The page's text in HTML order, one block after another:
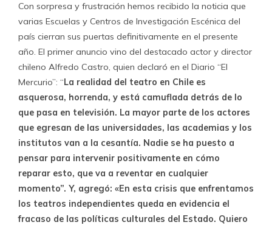
Con sorpresa y frustración hemos recibido la noticia que
varias Escuelas y Centros de Investigación Escénica del
país cierran sus puertas definitivamente en el presente
año. El primer anuncio vino del destacado actor y director
chileno Alfredo Castro, quien declaró en el Diario “El
Mercurio”: “La realidad del teatro en Chile es
asquerosa, horrenda, y está camuflada detrás de lo
que pasa en televisión. La mayor parte de los actores
que egresan de las universidades, las academias y los
institutos van a la cesantía. Nadie se ha puesto a
pensar para intervenir positivamente en cómo
reparar esto, que va a reventar en cualquier
momento”. Y, agregó: «En esta crisis que enfrentamos
los teatros independientes queda en evidencia el
fracaso de las políticas culturales del Estado. Quiero